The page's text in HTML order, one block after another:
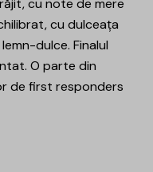
cu dulceața
dulce. Finalul
O parte din
de first responders